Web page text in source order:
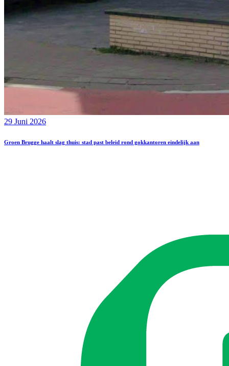
29 Juni 2026
Groen Brugge haalt slag thuis: stad past beleid rond gokkantoren eindelijk aan